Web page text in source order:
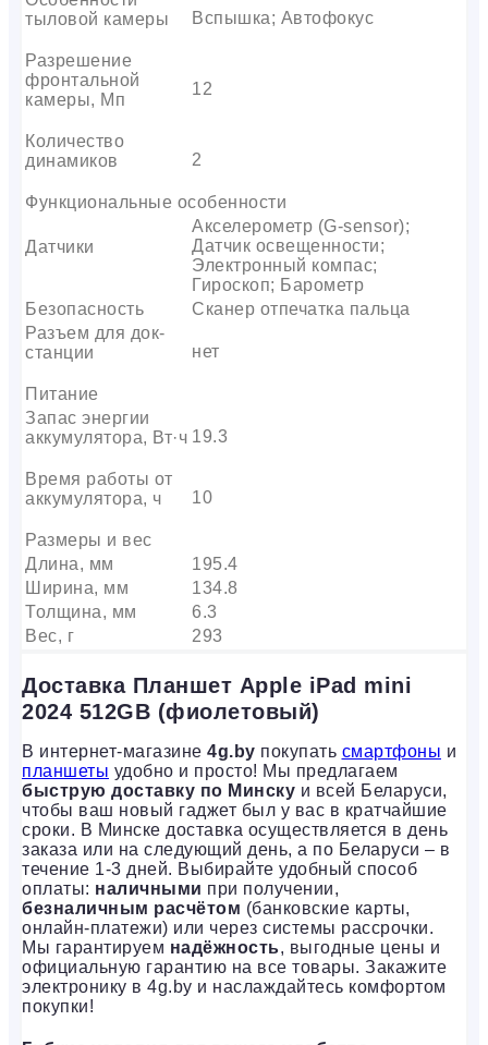
тыловой камеры
Вспышка; Автофокус
Разрешение
фронтальной
камеры, Мп
12
Количество
динамиков
2
Функциональные особенности
Датчики
Акселерометр (G-sensor);
Датчик освещенности;
Электронный компас;
Гироскоп; Барометр
Безопасность
Сканер отпечатка пальца
Разъем для док-
станции
нет
Питание
Запас энергии
аккумулятора, Вт·ч 19.3
Время работы от
аккумулятора, ч
10
Размеры и вес
Длина, мм
195.4
Ширина, мм
134.8
Толщина, мм
6.3
Вес, г
293
Доставка Планшет Apple iPad mini
2024 512GB (фиолетовый)
В интернет-магазине 4g.by покупать смартфоны и
планшеты удобно и просто! Мы предлагаем
быструю доставку по Минску и всей Беларуси,
чтобы ваш новый гаджет был у вас в кратчайшие
сроки. В Минске доставка осуществляется в день
заказа или на следующий день, а по Беларуси – в
течение 1-3 дней. Выбирайте удобный способ
оплаты: наличными при получении,
безналичным расчётом (банковские карты,
онлайн-платежи) или через системы рассрочки.
Мы гарантируем надёжность, выгодные цены и
официальную гарантию на все товары. Закажите
электронику в 4g.by и наслаждайтесь комфортом
покупки!